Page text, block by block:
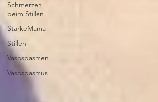
Schmerzen
beim Stillen
StarkeMama
Stillen
Vasospasmen
Vasospasmus